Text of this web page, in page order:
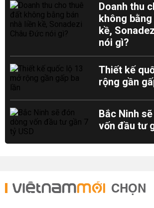
Doanh thu
không
kề,
nói gì?
Thiết kế
rộng gần
Bắc Ninh
vốn đầu tư
CHỌN